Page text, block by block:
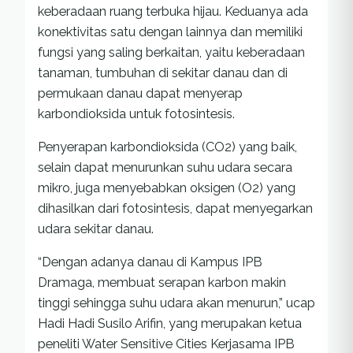
keberadaan ruang terbuka hijau. Keduanya ada
konektivitas satu dengan lainnya dan memiliki
fungsi yang saling berkaitan, yaitu keberadaan
tanaman, tumbuhan di sekitar danau dan di
permukaan danau dapat menyerap
karbondioksida untuk fotosintesis.
Penyerapan karbondioksida (CO2) yang baik,
selain dapat menurunkan suhu udara secara
mikro, juga menyebabkan oksigen (O2) yang
dihasilkan dari fotosintesis, dapat menyegarkan
udara sekitar danau.
“Dengan adanya danau di Kampus IPB
Dramaga, membuat serapan karbon makin
tinggi sehingga suhu udara akan menurun,” ucap
Hadi Hadi Susilo Arifin, yang merupakan ketua
peneliti Water Sensitive Cities Kerjasama IPB